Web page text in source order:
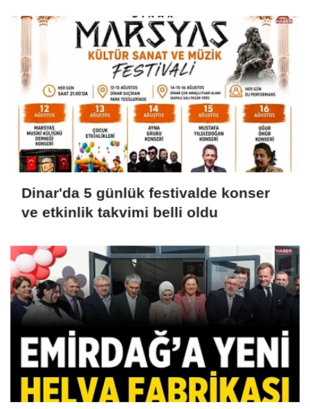
Dinar'da 5 günlük festivalde konser
ve etkinlik takvimi belli oldu